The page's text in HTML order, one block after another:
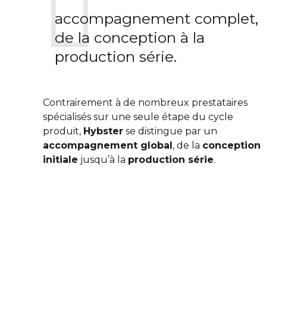
accompagnement complet,
de la conception à la
production série.
Contrairement à de nombreux prestataires
spécialisés sur une seule étape du cycle
produit, Hybster se distingue par un
accompagnement global , de la conception
initiale jusqu’à la production série.